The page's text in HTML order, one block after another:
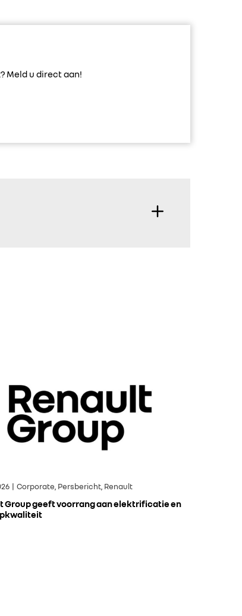
Meld u direct aan!
| Corporate, Persbericht, Renault
Group geeft voorrang aan elektrificatie en